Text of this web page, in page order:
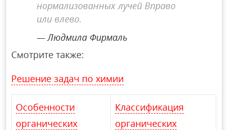
нормализованных лучей Вправо
или влево.
Людмила Фирмаль
Смотрите также:
Решение задач по химии
Особенности
органических
Классификация
органических